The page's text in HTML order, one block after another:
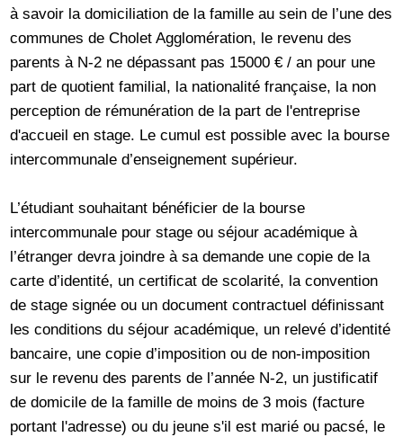
à savoir la domiciliation de la famille au sein de l’une des
communes de Cholet Agglomération, le revenu des
parents à N-2 ne dépassant pas 15000 € / an pour une
part de quotient familial, la nationalité française, la non
perception de rémunération de la part de l'entreprise
d'accueil en stage. Le cumul est possible avec la bourse
intercommunale d’enseignement supérieur.
L’étudiant souhaitant bénéficier de la bourse
intercommunale pour stage ou séjour académique à
l’étranger devra joindre à sa demande une copie de la
carte d’identité, un certificat de scolarité, la convention
de stage signée ou un document contractuel définissant
les conditions du séjour académique, un relevé d’identité
bancaire, une copie d’imposition ou de non-imposition
sur le revenu des parents de l’année N-2, un justificatif
de domicile de la famille de moins de 3 mois (facture
portant l'adresse) ou du jeune s'il est marié ou pacsé, le